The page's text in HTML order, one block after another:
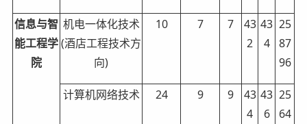
信息与智
能工程学
院
机电一体化技术
(酒店工程技术方
向)
10 7 7
43
2
43
4
25
87
96
计算机网络技术 24 9 9
43
4
43
6
25
64